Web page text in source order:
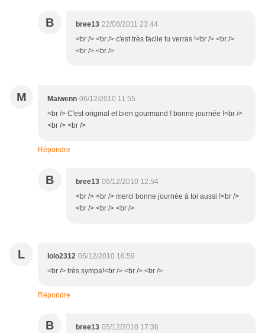
B bree13 22/08/2011 23:44
<br /> <br /> c'est très facile tu verras !<br /> <br />
<br /> <br />
M Maiwenn 06/12/2010 11:55
<br /> C'est original et bien gourmand ! bonne journée !<br />
<br /> <br />
Répondre
B bree13 06/12/2010 12:54
<br /> <br /> merci bonne journée à toi aussi !<br />
<br /> <br /> <br />
L lolo2312 05/12/2010 16:59
<br /> très sympa!<br /> <br /> <br />
Répondre
B bree13 05/12/2010 17:36